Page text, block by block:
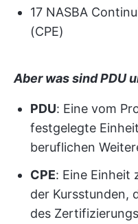
17 NASBA
(CPE)
Aber was sind PDU
PDU: Eine vom
festgelegte
beruflichen
CPE: Eine Einheit
der Kursstunden,
des